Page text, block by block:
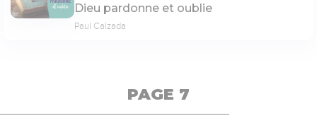
Dieu pardonne et oublie
Paul Calzada
PAGE 7